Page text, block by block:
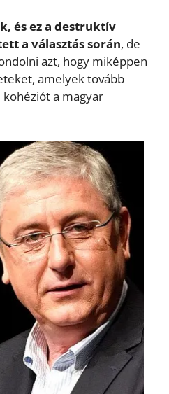
és ez a destruktív
a választás során, de
azt, hogy miképpen
amelyek tovább
a magyar